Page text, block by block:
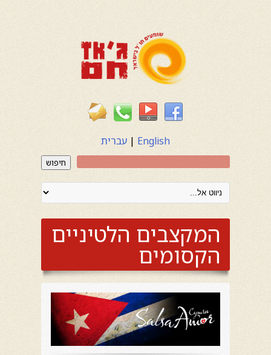
English
| עברית
חיפוש
המקצבים הלטיניים
הקסומים